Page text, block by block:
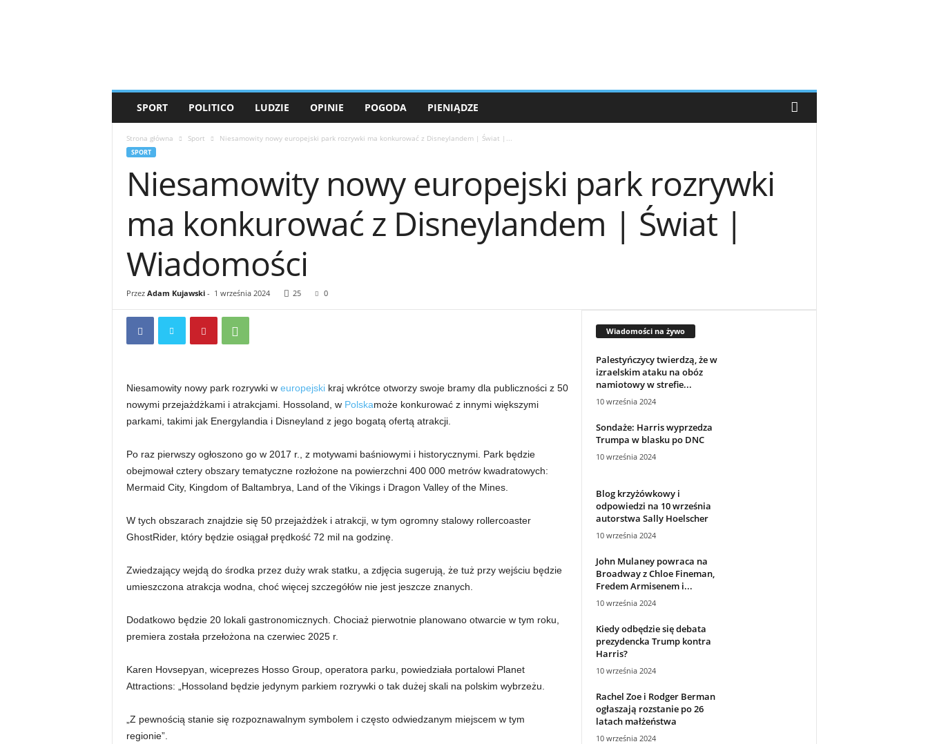
SPORT POLITICO LUDZIE OPINIE POGODA PIENIĄDZE
Strona główna Sport Niesamowity nowy europejski park rozrywki ma konkurować z Disneylandem | Świat |...
SPORT
Niesamowity nowy europejski park rozrywki
ma konkurować z Disneylandem | Świat |
Wiadomości
Przez Adam Kujawski- 1 września 2024 25 0
Niesamowity nowy park rozrywki w europejskikraj wkrótce otworzy swoje bramy dla publiczności z 50
nowymi przejażdżkami i atrakcjami. Hossoland, w Polskamoże konkurować z innymi większymi
parkami, takimi jak Energylandia i Disneyland z jego bogatą ofertą atrakcji.
Po raz pierwszy ogłoszono go w 2017 r., z motywami baśniowymi i historycznymi. Park będzie
obejmował cztery obszary tematyczne rozłożone na powierzchni 400 000 metrów kwadratowych:
Mermaid City, Kingdom of Baltambrya, Land of the Vikings i Dragon Valley of the Mines.
W tych obszarach znajdzie się 50 przejażdżek i atrakcji, w tym ogromny stalowy rollercoaster
GhostRider, który będzie osiągał prędkość 72 mil na godzinę.
Zwiedzający wejdą do środka przez duży wrak statku, a zdjęcia sugerują, że tuż przy wejściu będzie
umieszczona atrakcja wodna, choć więcej szczegółów nie jest jeszcze znanych.
Dodatkowo będzie 20 lokali gastronomicznych. Chociaż pierwotnie planowano otwarcie w tym roku,
premiera została przełożona na czerwiec 2025 r.
Karen Hovsepyan, wiceprezes Hosso Group, operatora parku, powiedziała portalowi Planet
Attractions: „Hossoland będzie jedynym parkiem rozrywki o tak dużej skali na polskim wybrzeżu.
„Z pewnością stanie się rozpoznawalnym symbolem i często odwiedzanym miejscem w tym
regionie”.
Wiadomości na żywo
Palestyńczycy twierdzą, że w
izraelskim ataku na obóz
namiotowy w strefie...
10 września 2024
Sondaże: Harris wyprzedza
Trumpa w blasku po DNC
10 września 2024
Blog krzyżówkowy i
odpowiedzi na 10 września
autorstwa Sally Hoelscher
10 września 2024
John Mulaney powraca na
Broadway z Chloe Fineman,
Fredem Armisenem i...
10 września 2024
Kiedy odbędzie się debata
prezydencka Trump kontra
Harris?
10 września 2024
Rachel Zoe i Rodger Berman
ogłaszają rozstanie po 26
latach małżeństwa
10 września 2024